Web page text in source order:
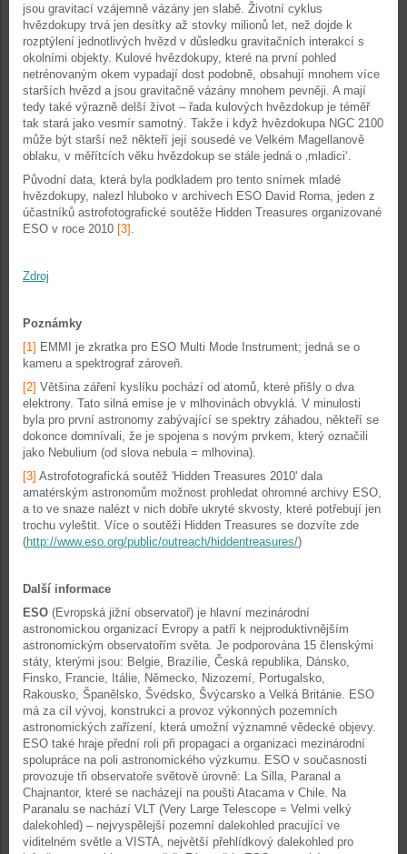
jsou gravitací vzájemně vázány jen slabě. Životní cyklus
hvězdokupy trvá jen desítky až stovky milionů let, než dojde k
rozptýlení jednotlivých hvězd v důsledku gravitačních interakcí s
okolními objekty. Kulové hvězdokupy, které na první pohled
netrénovaným okem vypadají dost podobně, obsahují mnohem více
starších hvězd a jsou gravitačně vázány mnohem pevněji. A mají
tedy také výrazně delší život – řada kulových hvězdokup je téměř
tak stará jako vesmír samotný. Takže i když hvězdokupa NGC 2100
může být starší než někteří její sousedé ve Velkém Magellanově
oblaku, v měřítcích věku hvězdokup se stále jedná o ‚mladici‘.
Původní data, která byla podkladem pro tento snímek mladé
hvězdokupy, nalezl hluboko v archivech ESO David Roma, jeden z
účastníků astrofotografické soutěže Hidden Treasures organizované
ESO v roce 2010 [3] .
Zdroj
Poznámky
[1] EMMI je zkratka pro ESO Multi Mode Instrument; jedná se o
kameru a spektrograf zároveň.
[2] Většina záření kyslíku pochází od atomů, které přišly o dva
elektrony. Tato silná emise je v mlhovinách obvyklá. V minulosti
byla pro první astronomy zabývající se spektry záhadou, někteří se
dokonce domnívali, že je spojena s novým prvkem, který označili
jako Nebulium (od slova nebula = mlhovina).
[3] Astrofotografická soutěž 'Hidden Treasures 2010' dala
amatérským astronomům možnost prohledat ohromné archivy ESO,
a to ve snaze nalézt v nich dobře ukryté skvosty, které potřebují jen
trochu vyleštit. Více o soutěži Hidden Treasures se dozvíte zde
(http://www.eso.org/public/outreach/hiddentreasures/)
Další informace
ESO (Evropská jižní observatoř) je hlavní mezinárodní
astronomickou organizací Evropy a patří k nejproduktivnějším
astronomickým observatořím světa. Je podporována 15 členskými
státy, kterými jsou: Belgie, Brazílie, Česká republika, Dánsko,
Finsko, Francie, Itálie, Německo, Nizozemí, Portugalsko,
Rakousko, Španělsko, Švédsko, Švýcarsko a Velká Británie. ESO
má za cíl vývoj, konstrukci a provoz výkonných pozemních
astronomických zařízení, která umožní významné vědecké objevy.
ESO také hraje přední roli při propagaci a organizaci mezinárodní
spolupráce na poli astronomického výzkumu. ESO v současnosti
provozuje tři observatoře světově úrovně: La Silla, Paranal a
Chajnantor, které se nacházejí na poušti Atacama v Chile. Na
Paranalu se nachází VLT (Very Large Telescope = Velmi velký
dalekohled) – nejvyspělejší pozemní dalekohled pracující ve
viditelném světle a VISTA, největší přehlídkový dalekohled pro